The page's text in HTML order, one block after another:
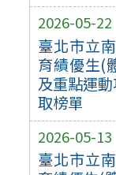
2026-05-22
臺北市立
育績優生(
及重點運
取榜單
2026-05-13
臺北市立